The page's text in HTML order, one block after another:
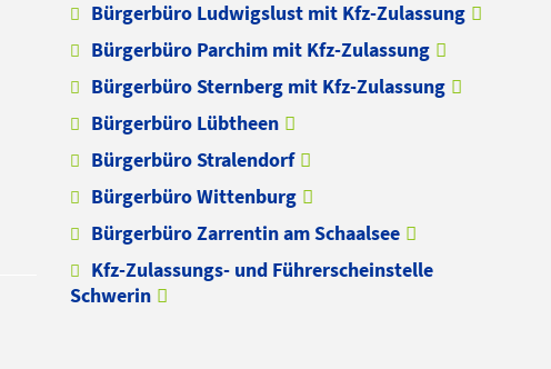
Bürgerbüro Ludwigslust mit Kfz-Zulassung
Bürgerbüro Parchim mit Kfz-Zulassung
Bürgerbüro Sternberg mit Kfz-Zulassung
Bürgerbüro Lübtheen
Bürgerbüro Stralendorf
Bürgerbüro Wittenburg
Bürgerbüro Zarrentin am Schaalsee
Kfz-Zulassungs- und Führerscheinstelle
Schwerin